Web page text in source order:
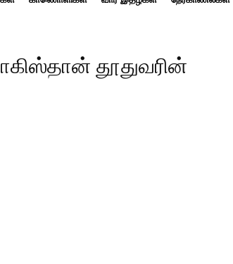
தூதுவரின்